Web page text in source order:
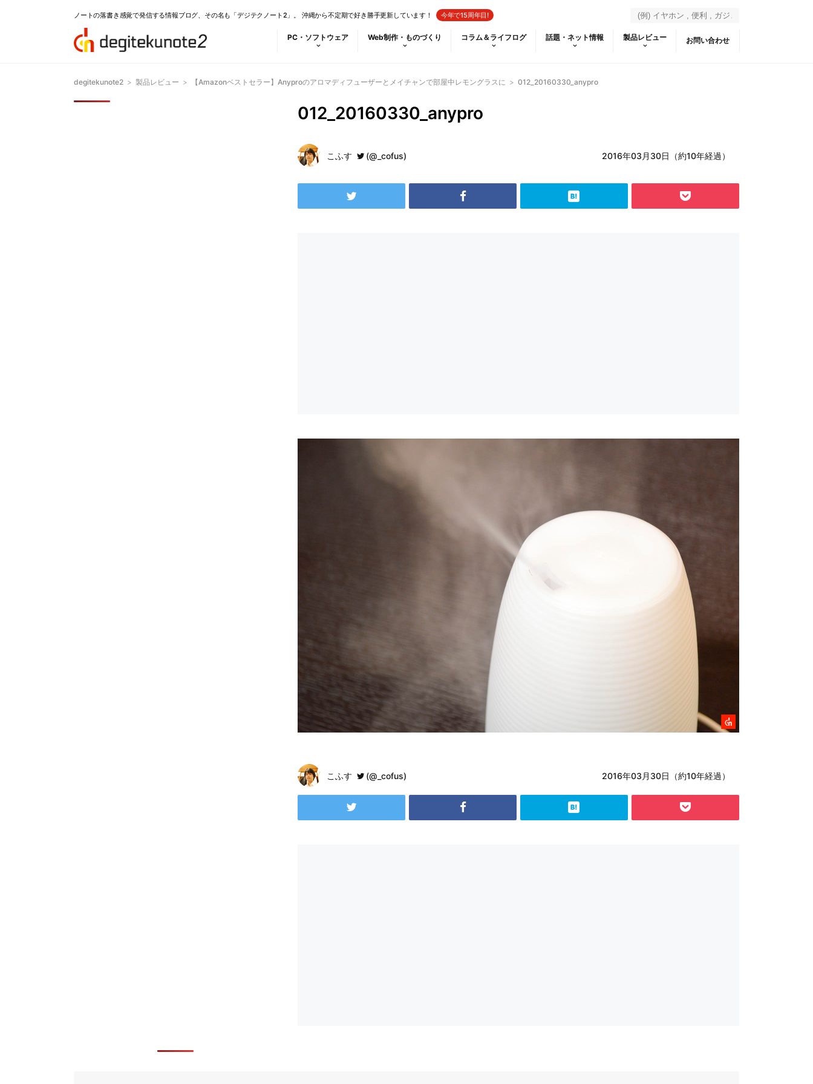
ノートの落書き感覚で発信する情報ブログ、その名も「デジテクノート2」。 沖縄から不定期で好き勝手更新しています！ 今年で15周年目!
PC・ソフトウェア Web制作・ものづくり コラム＆ライフログ 話題・ネット情報 製品レビュー お問い合わせ
degitekunote2 > 製品レビュー > 【Amazonベストセラー】Anyproのアロマディフューザーとメイチャンで部屋中レモングラスに > 012_20160330_anypro
012_20160330_anypro
こふす (@_cofus) 2016年03月30日（約10年経過）
こふす (@_cofus) 2016年03月30日（約10年経過）